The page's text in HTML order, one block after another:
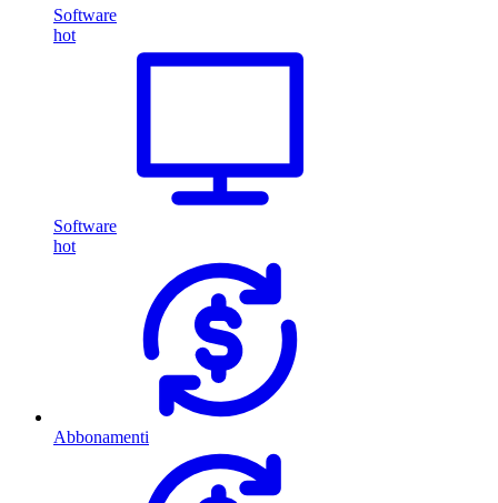
Software
hot
Software
hot
Abbonamenti